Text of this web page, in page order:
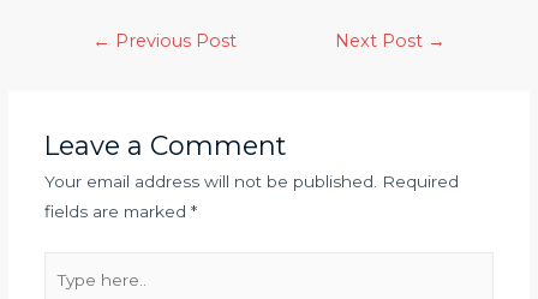
← Previous Post Next Post →
Leave a Comment
Your email address will not be published. Required
fields are marked *